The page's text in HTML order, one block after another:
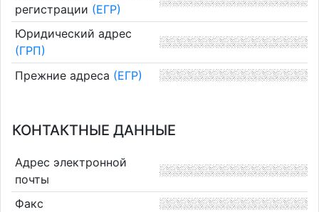
регистрации (ЕГР)
Юридический адрес
(ГРП)
Прежние адреса (ЕГР)
КОНТАКТНЫЕ ДАННЫЕ
Адрес электронной
почты
Факс